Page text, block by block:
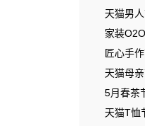
天猫男人
家装O2O
匠心手作
天猫母亲
5月春茶节
天猫T恤节